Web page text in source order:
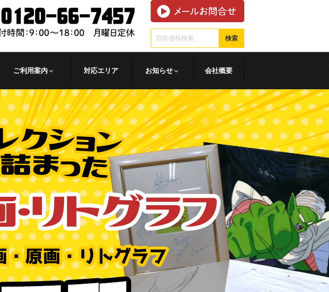
検索
ご利用案内 対応エリア お知らせ 会社概要